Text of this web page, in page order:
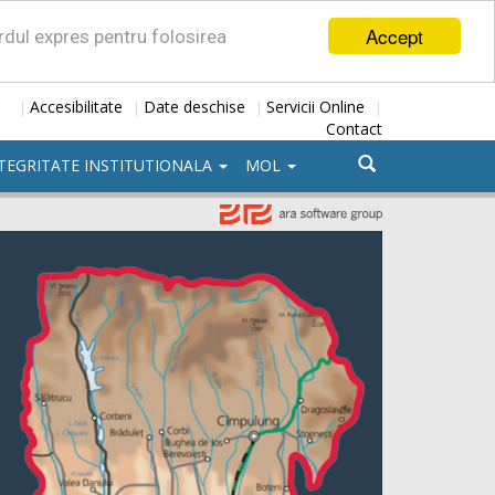
Accept
expres pentru folosirea
| Accesibilitate | Date deschise | Servicii Online |
Contact
INSTITUTIONALA MOL